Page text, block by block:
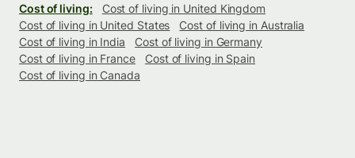
Cost of living:
Cost of living in United Kingdom
Cost of living in United States
Cost of living in Australia
Cost of living in India
Cost of living in Germany
Cost of living in France
Cost of living in Spain
Cost of living in Canada